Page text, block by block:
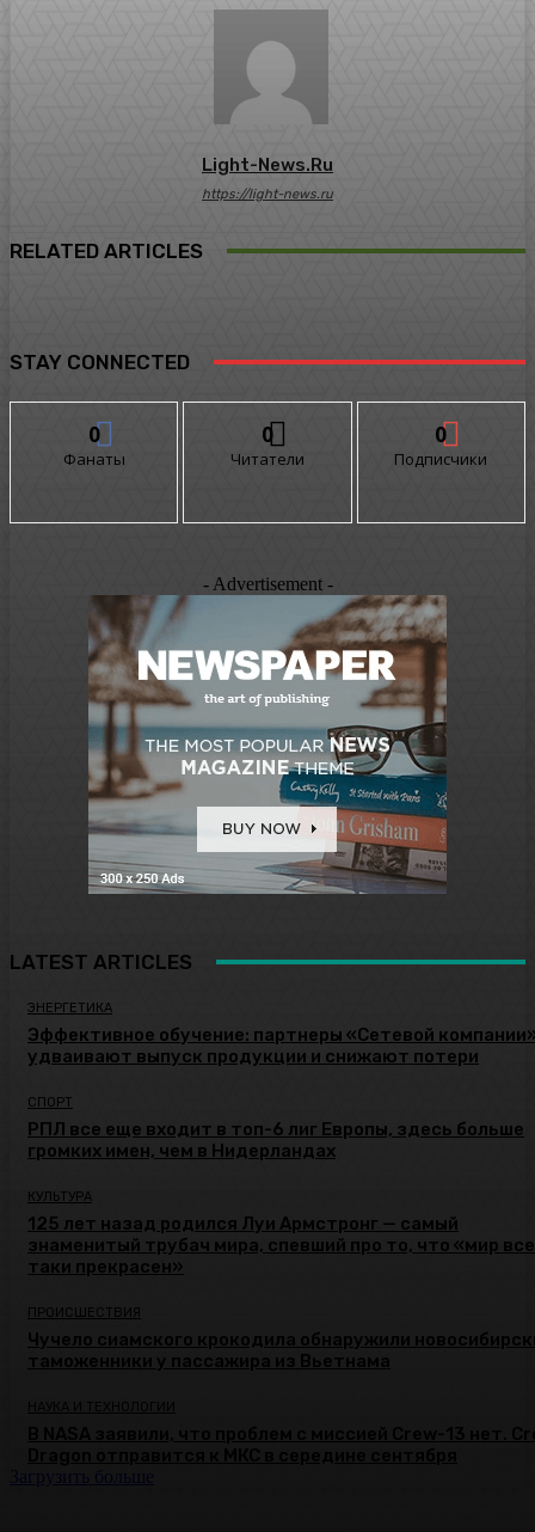
Light-News.ru
https://light-news.ru
RELATED ARTICLES
STAY CONNECTED
0
Фанаты
0
Читатели
0
Подписчики
- Advertisement -
LATEST ARTICLES
ЭНЕРГЕТИКА
Эффективное обучение: партнеры «Сетевой
удваивают выпуск продукции и снижают потери
СПОРТ
РПЛ все еще входит в топ-6 лиг Европы, здесь больше
громких имен, чем в Нидерландах
КУЛЬТУРА
125 лет назад родился Луи Армстронг — самый
знаменитый трубач мира, спевший про то, что «мир
таки прекрасен»
ПРОИСШЕСТВИЯ
Чучело сиамского крокодила обнаружили
таможенники у пассажира из Вьетнама